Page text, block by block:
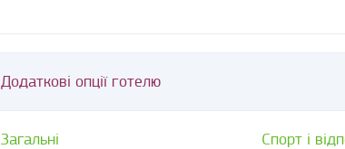
Додаткові опції готелю
Загальні Спорт і